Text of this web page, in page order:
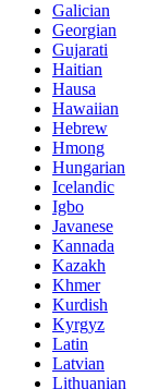
Galician
Georgian
Gujarati
Haitian
Hausa
Hawaiian
Hebrew
Hmong
Hungarian
Icelandic
Igbo
Javanese
Kannada
Kazakh
Khmer
Kurdish
Kyrgyz
Latin
Latvian
Lithuanian